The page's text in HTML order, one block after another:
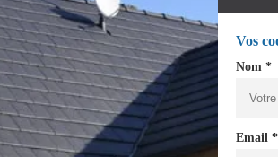
Vos
Nom *
Email *